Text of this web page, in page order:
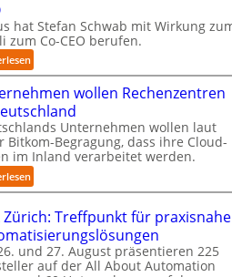
e
I
m
p
l
e
m
e
n
t
i
r
u
n
g
o
m
m
i
s
i
o
n
s
t
r
t
e
t
hat Stefan Schwab mit Wirkung
zum Co-CEO berufen.
:
C
y
b
u
s
b
e
r
f
t
S
t
wollen Rechenzentren
Unternehmen wollen laut
Bitkom-Begragung, dass ihre Cloud-
im Inland verarbeitet werden.
:
U
t
e
r
n
Zürich: Treffpunkt für praxisnahe
und 27. August präsentieren 225
auf der All About Automation